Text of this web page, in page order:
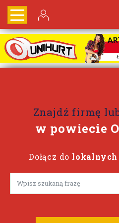
Znajdź firmę
w powiecie
Dołącz do lokalnych